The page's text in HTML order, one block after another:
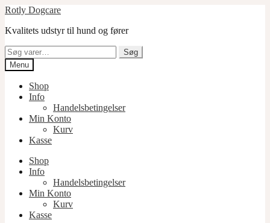
Spring
navigation
Spring
indhold
Rotly Dogcare
Kvalitets udstyr til hund og fører
Søg
efter:
Søg
Menu
Shop
Info
Handelsbetingelser
Min Konto
Kurv
Kasse
Shop
Info
Handelsbetingelser
Min Konto
Kurv
Kasse